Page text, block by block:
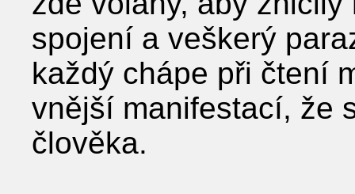
spojení a veškerý
každý chápe při čtení
vnější manifestací, že
člověka.